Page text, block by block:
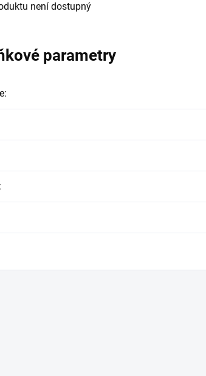
není dostupný
parametry
:
: